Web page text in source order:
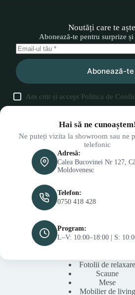
Noutăți care te
Abonează-te pentru surprize
Abonează-te
Am citit și accept Politica de
Hai să ne
Ne puteți vizita la showroom sau ne
telefonic
Adresă:
Calea Bucovinei Nr 127,
Moldovenesc
Telefon:
0750 418 428
Program:
L–V: 10:00–18:00 | S:
Fotolii de relaxare
Scaune
Mese
Mobilier de living